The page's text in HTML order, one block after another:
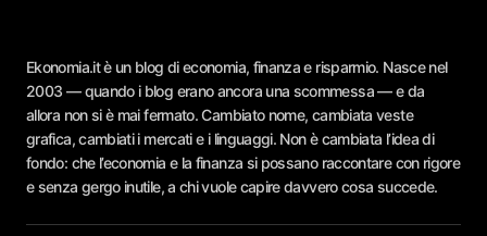
Ekonomia.it è un blog di economia, finanza e risparmio. Nasce nel
2003 — quando i blog erano ancora una scommessa — e da
allora non si è mai fermato. Cambiato nome, cambiata veste
grafica, cambiati i mercati e i linguaggi. Non è cambiata l’idea di
fondo: che l’economia e la finanza si possano raccontare con rigore
e senza gergo inutile, a chi vuole capire davvero cosa succede.